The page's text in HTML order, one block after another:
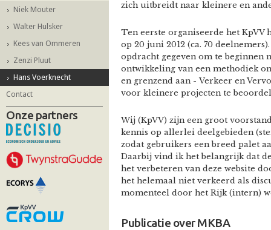
Niek Mouter
Walter Hulsker
Kees van Ommeren
Zenzi Pluut
Hans Voerknecht
Contact
Onze partners
zich uitbreidt naar kleinere en
Ten eerste organiseerde het KpVV
op 20 juni 2012 (ca. 70
opdracht gegeven om te beginnen
ontwikkeling van een methodiek
en grenzend aan - Verkeer en
voor kleinere projecten te
Wij (KpVV) zijn een groot
kennis op allerlei deelgebieden
zodat gebruikers een breed palet
Daarbij vind ik het belangrijk dat
het verbeteren van deze website
het helemaal niet verkeerd als
momenteel door het Rijk (intern)
Publicatie over MKBA